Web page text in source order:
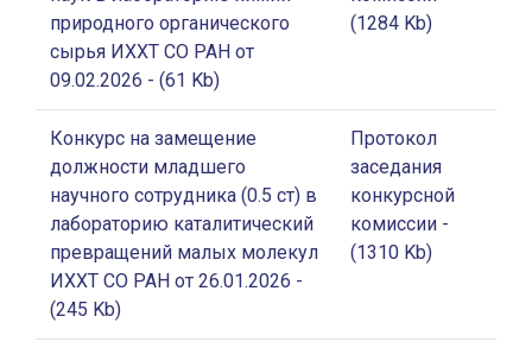
природного органического
сырья ИХХТ СО РАН от
09.02.2026 - (61 Kb)
(1284 Kb)
Конкурс на замещение
должности младшего
научного сотрудника (0.5 ст) в
лабораторию каталитический
превращений малых молекул
ИХХТ СО РАН от 26.01.2026 -
(245 Kb)
Протокол
заседания
конкурсной
комиссии -
(1310 Kb)